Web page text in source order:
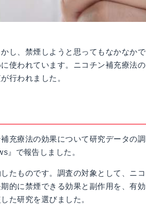
し、禁煙しようと思ってもなかなかで
使われています。ニコチン補充療法の
行われました。
充療法の効果について研究データの調
』で報告しました。
たものです。調査の対象として、ニコ
的に禁煙できる効果と副作用を、有効
た研究を選びました。